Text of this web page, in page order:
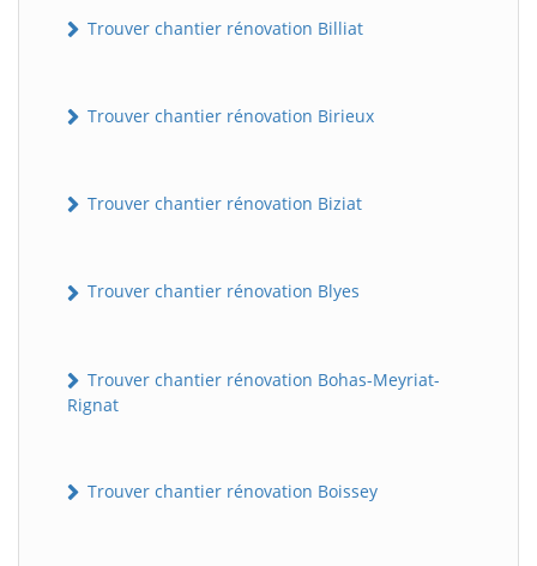
Trouver chantier rénovation Billiat
Trouver chantier rénovation Birieux
Trouver chantier rénovation Biziat
Trouver chantier rénovation Blyes
Trouver chantier rénovation Bohas-Meyriat-
Rignat
Trouver chantier rénovation Boissey